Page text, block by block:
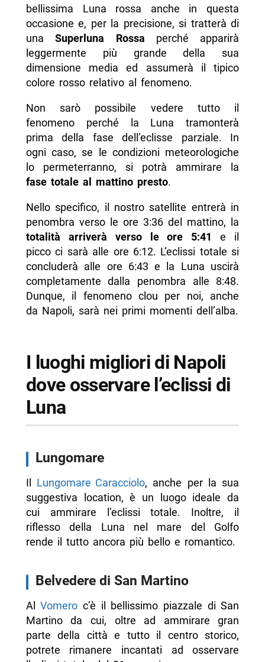
bellissima Luna rossa anche in questa
occasione e, per la precisione, si tratterà di
unaSuperluna Rossa perché apparirà
leggermente più grande della sua
dimensione media ed assumerà il tipico
colore rosso relativo al fenomeno.
Non sarò possibile vedere tutto il
fenomeno perché la Luna tramonterà
prima della fase dell’eclisse parziale. In
ogni caso, se le condizioni meteorologiche
lo permeterranno, si potrà ammirare la
fase totale al mattino presto.
Nello specifico, il nostro satellite entrerà in
penombra verso le ore 3:36 del mattino, la
totalità arriverà verso le ore 5:41
e il
picco ci sarà alle ore 6:12. L’eclissi totale si
concluderà alle ore 6:43 e la Luna uscirà
completamente dalla penombra alle 8:48.
Dunque, il fenomeno clou per noi, anche
da Napoli, sarà nei primi momenti dell’alba.
I luoghi migliori di Napoli
dove osservare l’eclissi di
Luna
Lungomare
Il Lungomare Caracciolo, anche per la sua
suggestiva location, è un luogo ideale da
cui ammirare l’eclissi totale. Inoltre, il
riflesso della Luna nel mare del Golfo
rende il tutto ancora più bello e romantico.
Belvedere di San Martino
AlVomero c’è il bellissimo piazzale di San
Martino da cui, oltre ad ammirare gran
parte della città e tutto il centro storico,
potrete rimanere incantati ad osservare